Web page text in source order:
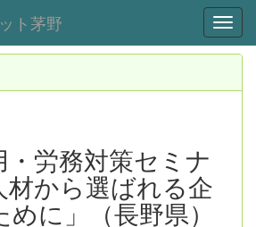
ト茅野
労務対策セミナ
材から選ばれる企
に」（長野県）